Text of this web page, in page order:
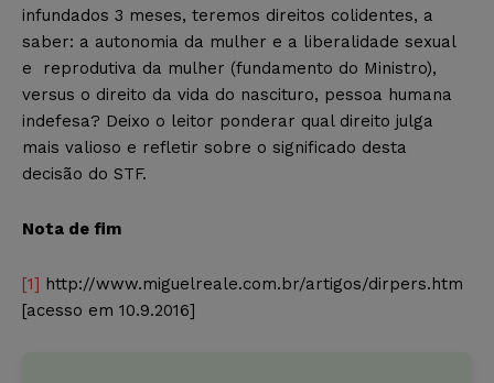
infundados 3 meses, teremos direitos colidentes, a
saber: a autonomia da mulher e a liberalidade sexual
e reprodutiva da mulher (fundamento do Ministro),
versus o direito da vida do nascituro, pessoa humana
indefesa? Deixo o leitor ponderar qual direito julga
mais valioso e refletir sobre o significado desta
decisão do STF.
Nota de fim
[1] http://www.miguelreale.com.br/artigos/dirpers.htm
[acesso em 10.9.2016]